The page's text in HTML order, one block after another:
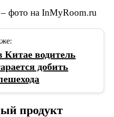
Китае водитель
добить
продукт